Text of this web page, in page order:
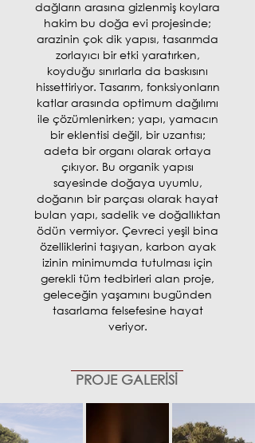
dağların arasına gizlenmiş koylara
hakim bu doğa evi projesinde;
arazinin çok dik yapısı, tasarımda
zorlayıcı bir etki yaratırken,
koyduğu sınırlarla da baskısını
hissettiriyor. Tasarım, fonksiyonların
katlar arasında optimum dağılımı
ile çözümlenirken; yapı, yamacın
bir eklentisi değil, bir uzantısı;
adeta bir organı olarak ortaya
çıkıyor. Bu organik yapısı
sayesinde doğaya uyumlu,
doğanın bir parçası olarak hayat
bulan yapı, sadelik ve doğallıktan
ödün vermiyor. Çevreci yeşil bina
özelliklerini taşıyan, karbon ayak
izinin minimumda tutulması için
gerekli tüm tedbirleri alan proje,
geleceğin yaşamını bugünden
tasarlama felsefesine hayat
veriyor.
PROJE GALERİSİ